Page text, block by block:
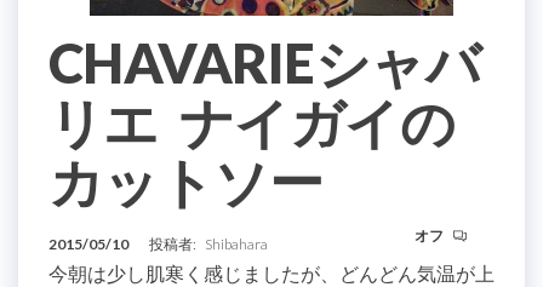
CHAVARIEシャバ
リエ ナイガイの
カットソー
2015/05/10 投稿者: Shibahara オフ
今朝は少し肌寒く感じましたが、どんどん気温が上